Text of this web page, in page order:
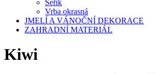
Šeřík
Vrba okrasná
JMELÍ A VÁNOČNÍ DEKORACE
ZAHRADNÍ MATERIÁL
Kiwi